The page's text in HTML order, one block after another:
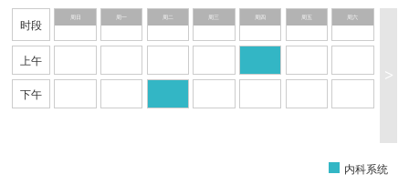
时段
上午
下午
周日 周一 周三 周四 周五 周六
>
内科系统